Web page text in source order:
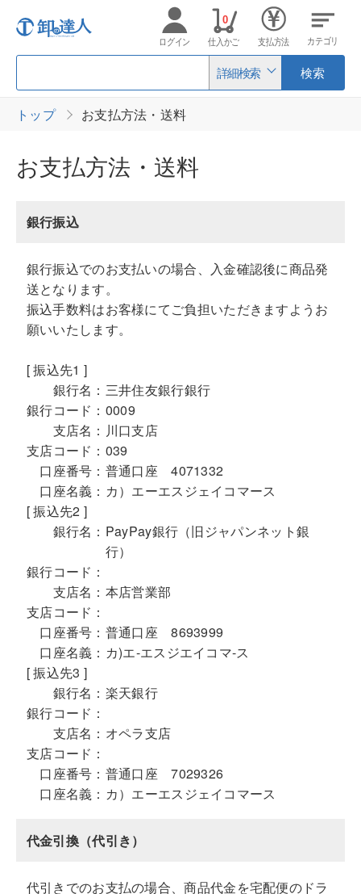
詳細検索 検索
ログイン 仕入かご
0
支払方法 カテゴリ
トップ お支払方法・送料
お支払方法・送料
銀行振込
銀行振込でのお支払いの場合、入金確認後に商品発
送となります。
振込手数料はお客様にてご負担いただきますようお
願いいたします。
[ 振込先1 ]
銀行名： 三井住友銀行銀行
銀行コード： 0009
支店名： 川口支店
支店コード： 039
口座番号： 普通口座 4071332
口座名義： カ）エーエスジェイコマース
[ 振込先2 ]
銀行名： PayPay銀行（旧ジャパンネット銀
行）
銀行コード：
支店名： 本店営業部
支店コード：
口座番号： 普通口座 8693999
口座名義： カ)エ-エスジエイコマ-ス
[ 振込先3 ]
銀行名： 楽天銀行
銀行コード：
支店名： オペラ支店
支店コード：
口座番号： 普通口座 7029326
口座名義： カ）エーエスジェイコマース
代金引換（代引き）
代引きでのお支払の場合、商品代金を宅配便のドラ